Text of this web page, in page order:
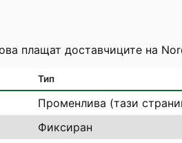
плащат доставчиците на
Тип
Променлива (тази
Фиксиран